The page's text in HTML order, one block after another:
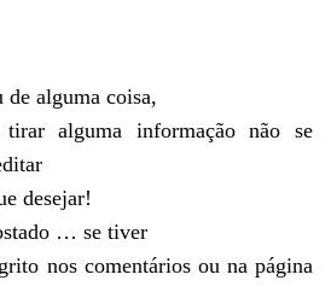
de alguma coisa,
tirar alguma informação não se
desejar!
… se tiver
nos comentários ou na página